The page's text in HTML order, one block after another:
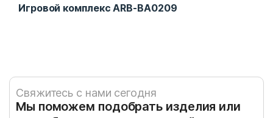
Игровой комплекс ARB-BA0209
Свяжитесь с нами сегодня
Мы поможем подобрать изделия или